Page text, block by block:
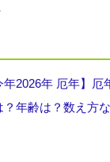
年2026年 厄年】
？年齢は？数え方